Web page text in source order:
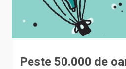
Peste 50.000 de